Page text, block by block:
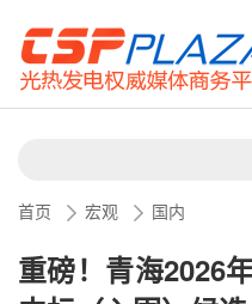
首页 宏观 国内
重磅！青海2026